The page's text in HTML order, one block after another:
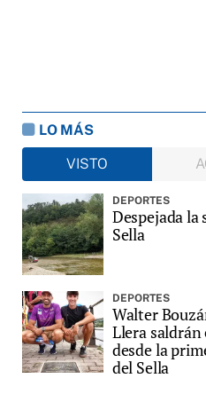
LO MÁS
VISTO
DEPORTES
Despejada la
Sella
DEPORTES
Walter
Llera saldrán
desde la
del Sella